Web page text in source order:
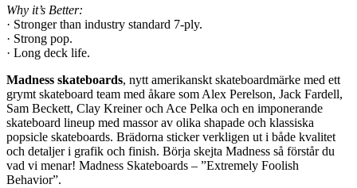
Why it’s Better:
· Stronger than industry standard 7-ply.
· Strong pop.
· Long deck life.
Madness skateboards, nytt amerikanskt skateboardmärke med ett
grymt skateboard team med åkare som Alex Perelson, Jack Fardell,
Sam Beckett, Clay Kreiner och Ace Pelka och en imponerande
skateboard lineup med massor av olika shapade och klassiska
popsicle skateboards. Brädorna sticker verkligen ut i både kvalitet
och detaljer i grafik och finish. Börja skejta Madness så förstår du
vad vi menar! Madness Skateboards – ”Extremely Foolish
Behavior”.